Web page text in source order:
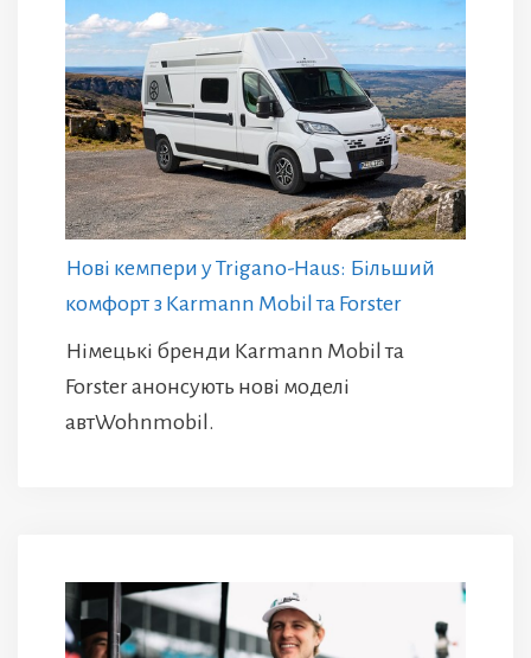
Нові кемпери у Trigano-Haus: Більший
комфорт з Karmann Mobil та Forster
Німецькі бренди Karmann Mobil та
Forster анонсують нові моделі
автWohnmobil.